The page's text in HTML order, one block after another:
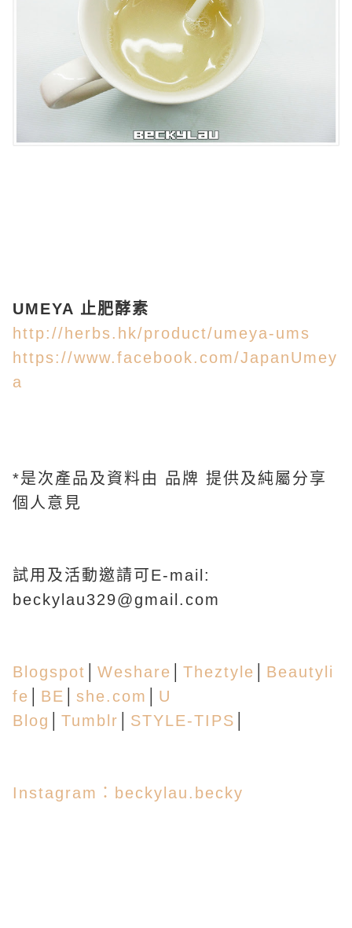
UMEYA 止肥酵素
http://herbs.hk/product/umeya-ums
https://www.facebook.com/JapanUmey
a
*是次產品及資料由 品牌 提供及純屬分享
個人意見
試用及活動邀請可E-mail:
beckylau329@gmail.com
Blogspot Weshare Theztyle
Beautyli
fe
BE she.com
U
Blog
Tumblr STYLE-TIPS
Instagram：beckylau.becky